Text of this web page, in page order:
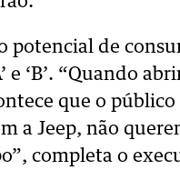
potencial de
e ‘B’. “Quando
que o
a Jeep, não
completa o